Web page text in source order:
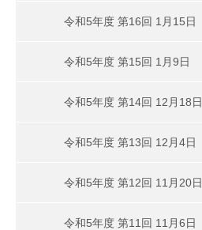
令和5年度 第16回 1月15日
令和5年度 第15回 1月9日
令和5年度 第14回 12月18日
令和5年度 第13回 12月4日
令和5年度 第12回 11月20日
令和5年度 第11回 11月6日